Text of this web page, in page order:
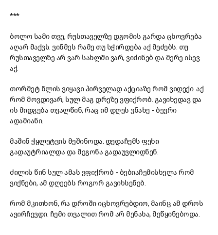
***
ბოლო სამი თვე, რუსთაველზე დგომის გარდა ცხოვრება
აღარ მაქვს. ვინმეს რამე თუ სჭირდება აქ მეძებს. თუ
რუსთაველზე არ ვარ სახლში ვარ, ვიძინებ და მერე ისევ
აქ.
თორმეტ წლის ვიყავი პირველად აქციაზე რომ ვიდექი. აქ
რომ მოვდივარ, სულ მაგ დრეზე ვფიქრობ. გავიხედავ და
ის მიდგება თვალწინ, რაც იმ დღეს ვნახე - ბევრი
ადამიანი.
მაშინ ჭყლეტვის მეშინოდა. დედაჩემს ფეხი
გადაუტრიალდა და მეგონა გადაუვლიდნენ.
ძილის წინ სულ ამას ვფიქრობ - ბებიაჩემისხელა რომ
ვიქნები, ამ დღეებს როგორ გავიხსენებ.
რომ მკითხონ, რა დროში იცხოვრებდიო, მაინც ამ დროს
ავირჩევდი. ჩემი თვალით რომ არ მენახა, მეწყინებოდა.